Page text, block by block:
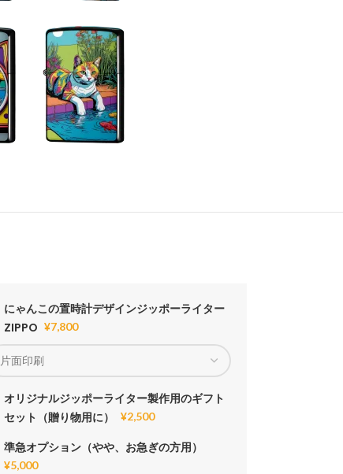
にゃんこの置時計デザインジッポーライター
ZIPPO ¥7,800
オリジナルジッポーライター製作用のギフト
セット（贈り物用に）
¥2,500
準急オプション（やや、お急ぎの方用）
¥5,000